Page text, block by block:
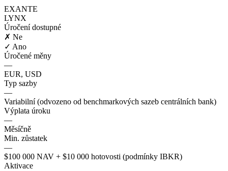
EXANTE
LYNX
Úročení dostupné
✗ Ne
✓ Ano
Úročené měny
—
EUR, USD
Typ sazby
—
Variabilní (odvozeno od benchmarkových sazeb centrálních bank)
Výplata úroku
—
Měsíčně
Min. zůstatek
—
$100 000 NAV + $10 000 hotovosti (podmínky IBKR)
Aktivace